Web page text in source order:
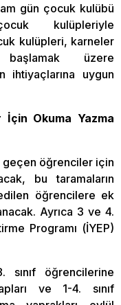
gün çocuk kulübü
kulüpleriyle
kulüpleri, karneler
üzere
ihtiyaçlarına uygun
İçin Okuma Yazma
geçen öğrenciler için
bu taramaların
öğrencilere ek
Ayrıca 3 ve 4.
Programı (İYEP)
sınıf öğrencilerine
ve 1-4. sınıf